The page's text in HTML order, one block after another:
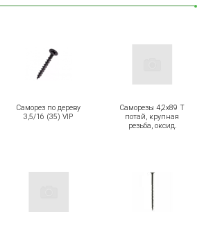
Саморез по дереву
3,5/16 (35) VIP
Саморезы 4,2х89 Т
потай, крупная
резьба, оксид.